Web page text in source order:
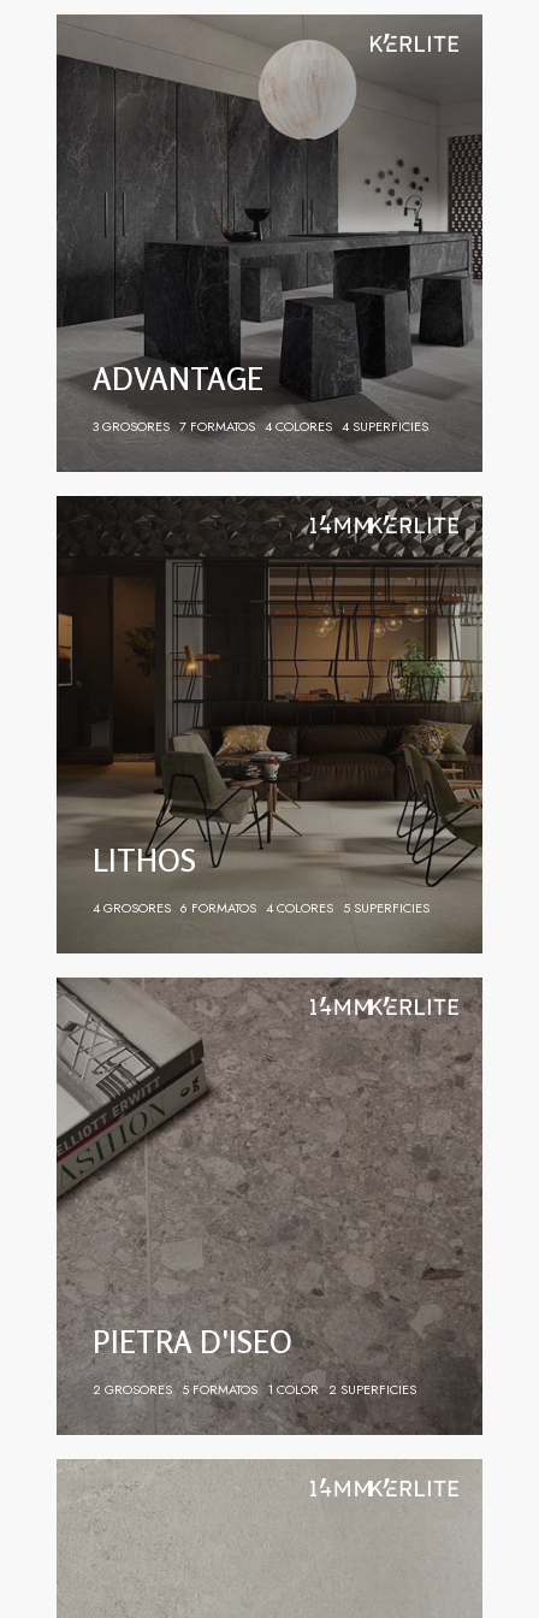
ADVANTAGE
3 GROSORES 7 FORMATOS 4 COLORES 4 SUPERFICIES
LITHOS
4 GROSORES 6 FORMATOS 4 COLORES 5 SUPERFICIES
PIETRA D'ISEO
2 GROSORES 5 FORMATOS 1 COLOR 2 SUPERFICIES